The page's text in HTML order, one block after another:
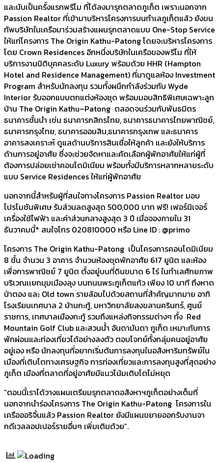
และนับเป็นครั้งแรกพรีโม ที่ได้ลงมารุกตลาดภูเก็ต เพราะนอกจาก
Passion Realtor ที่เข้ามาบริหารโครงการบนทำเลภูเก็ตแล้ว ยังขน
ทัพบริษัทในเครือมาร่วมสร้างแผนรุกตลาดแบบ One-Stop Service
ให้แก่โครงการ The Origin Kathu-Patong โดยจะบริหารโครงการ
โดย Crown Residences อีกหนึ่งบริษัทในเครือของพรีโม ที่ให้
บริการงานนิติบุคคลระดับ Luxury พร้อมด้วย HHR (Hampton
Hotel and Residence Management) ที่มาดูแลห้อง Investment
Program สำหรับนักลงทุน รวมทั้งผนึกกำลังร่วมกับ Wyde
Interior รับออกแบบตกแต่งห้องชุด พร้อมมอบสิทธิพิเศษเฉพาะลูก
บ้าน The Origin Kathu–Patong ตลอดจนร่วมกับพันธมิตร
ธนาคารชั้นนำ เช่น ธนาคารกสิกรไทย, ธนาคารธนาคารไทยพาณิชย์,
ธนาคารกรุงไทย, ธนาคารออมสิน,ธนาคารกรุงเทพ และธนาคาร
อาคารสงเคราะห์ ดูแลด้านบริการสินเชื่อให้ลูกค้า และยังให้บริการ
ด้านการอยู่อาศัย ซึ่งจะช่วยจัดหาและคัดเลือกผู้พักอาศัยให้แก่ผู้ที่
ต้องการปล่อยเช่าคอนโดมิเนียม พร้อมทั้งมีบริการหลากหลายระดับ
แบบ Service Residences ให้แก่ผู้พักอาศัย
นอกจากนี้สำหรับผู้ที่สนใจทางโครงการ Passion Realtor มอบ
โปรโมชันพิเศษ รับส่วนลดสูงสุด 500,000 บาท ฟรี! เฟอร์นิเจอร์
เครื่องใช้ไฟฟ้า และค่าส่วนกลางสูงสุด 3 ปี เมื่อจองภายใน 31
ธันวาคมนี้* สนใจโทร 020810000 หรือ Line ID : @primo
โครงการ The Origin Kathu-Patong เป็นโครงการคอนโดมิเนียม
8 ชั้น จํานวน 3 อาคาร จำนวนห้องชุดพักอาศัย 617 ยูนิต และห้อง
เพื่อการพาณิชย์ 7 ยูนิต ตั้งอยู่บนที่ดินขนาด 6 ไร่ ในทำเลศักยภาพ
บริเวณเเยกมุมเมืองลุง บนถนนพระภูเก็ตแก้ว เพียง 10 นาที ถึงหาด
ป่าตอง และ Old town รายล้อมไปด้วยสถานที่สำคัญมากมาย อาทิ
โรงเรียนเทศบาล 2 บ้านกะทู้, มหาวิทยาลัยสงขลานครินทร์, ศูนย์
ราชการ, เทศบาลเมืองกะทู้ รวมถึงแหล่งกิจกรรมต่างๆ ทั้ง Red
Mountain Golf Club และสวนน้ำ อันดามันดา ภูเก็ต เหมาะกับการ
พักผ่อนและท่องเที่ยวได้อย่างลงตัว ตอบโจทย์ทั้งกลุ่มคนอยู่อาศัย
อยู่เอง หรือ นักลงทุนที่อยากเริ่มต้นการลงทุนในอสังหาริมทรัพย์ใน
เมืองที่เติบโตทางเศรษฐกิจ การท่องเที่ยวและการลงทุนสูงที่สุดอย่าง
ภูเก็ต เมืองที่ตลาดที่อยู่อาศัยมีแนวโน้มเติบโตไม่หยุด
“ตอนนี้เราได้วางแผนเตรียมรุกตลาดอสังหาฯภูเก็ตอย่างเต็มที่
นอกจากนำร่องโครงการ The Origin Kathu-Patong โครงการใน
เครือออริจิ้นแล้ว Passion Realtor ยังมีแผนขยายออกรับงานจา
กดีเวลลอปเปอร์รายอื่นๆ เพิ่มเติมด้วย”.